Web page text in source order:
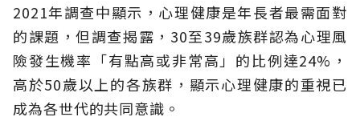
2021年調查中顯示，心理健康是年長者最需面對
的課題，但調查揭露，30至39歲族群認為心理風
險發生機率「有點高或非常高」的比例達24%，
高於50歲以上的各族群，顯示心理健康的重視已
成為各世代的共同意識。